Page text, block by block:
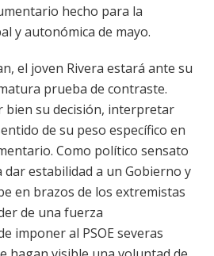
hecho para la
y autonómica de mayo.
el joven Rivera estará ante su
prueba de contraste.
bien su decisión, interpretar
de su peso específico en
Como político sensato
estabilidad a un Gobierno y
en brazos de los extremistas
de una fuerza
imponer al PSOE severas